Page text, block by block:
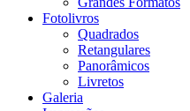
Fotolivros
Quadrados
Retangulares
Panorâmicos
Livretos
Galeria